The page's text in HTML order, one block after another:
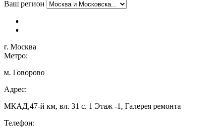
Ваш регион
г. Москва
Метро:
м. Говорово
Адрес:
МКАД,47-й км, вл. 31 с. 1 Этаж -1, Галерея ремонта
Телефон: